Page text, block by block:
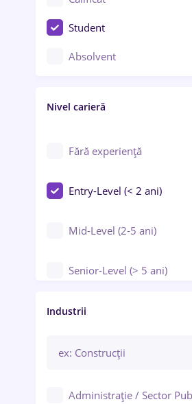
Construcții / Instalații
Controlul calității
Educație / Training / Arte
Student
Absolvent
Nivel carieră
Fără experiență
Entry-Level (< 2 ani)
Mid-Level (2-5 ani)
Senior-Level (> 5 ani)
Manager / Executiv
Industrii
Administrație / Sector